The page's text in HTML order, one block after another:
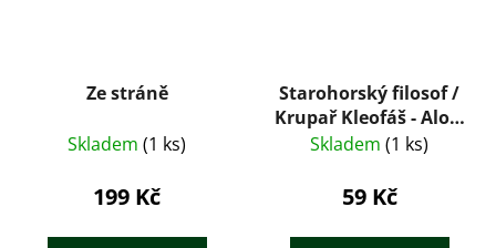
Ze stráně
Skladem (1 ks)
199 Kč
Starohorský filosof /
Krupař Kleofáš - Alois
Vojtěch Šmilovský
Skladem (1 ks)
59 Kč